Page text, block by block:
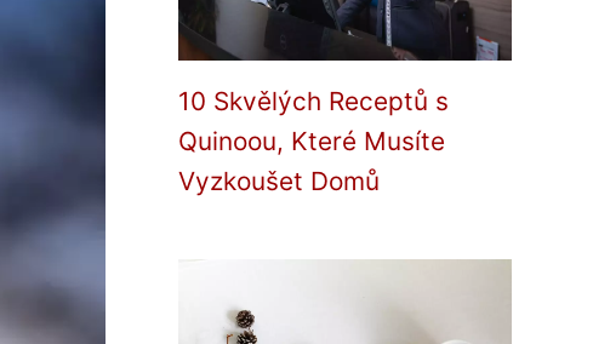
10 Skvělých Receptů s
Quinoou, Které Musíte
Vyzkoušet Domů